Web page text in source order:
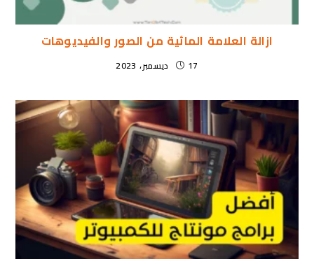
ازالة العلامة المائية من الصور والفيديوهات
17 ديسمبر، 2023